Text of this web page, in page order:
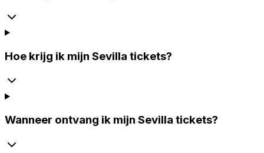
Hoe krijg ik mijn Sevilla tickets?
Wanneer ontvang ik mijn Sevilla tickets?